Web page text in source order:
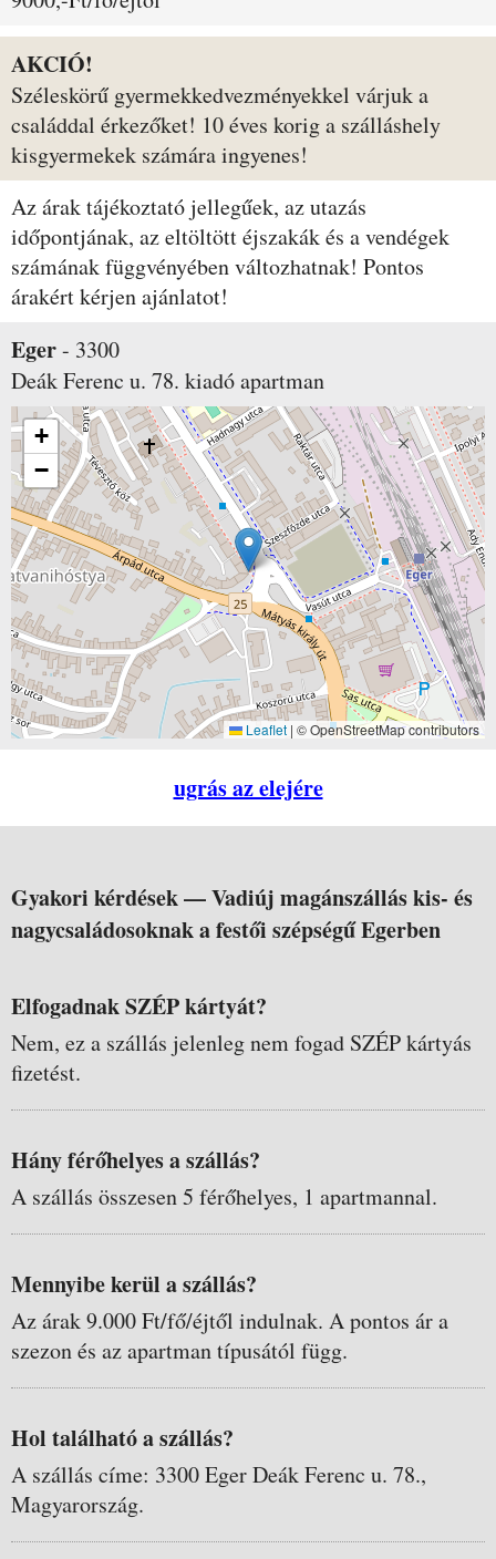
AKCIÓ!
Széleskörű gyermekkedvezményekkel várjuk a
családdal érkezőket! 10 éves korig a szálláshely
kisgyermekek számára ingyenes!
Az árak tájékoztató jellegűek, az utazás
időpontjának, az eltöltött éjszakák és a vendégek
számának függvényében változhatnak! Pontos
árakért kérjen ajánlatot!
Eger- 3300
Deák Ferenc u. 78. kiadó apartman
+
−
Leaflet | © OpenStreetMap contributors
ugrás az elejére
Gyakori kérdések —Vadiúj magánszállás kis- és
nagycsaládosoknak a festői szépségű Egerben
Elfogadnak SZÉP kártyát?
Nem, ez a szállás jelenleg nem fogad SZÉP kártyás
fizetést.
Hány férőhelyes a szállás?
A szállás összesen 5 férőhelyes, 1 apartmannal.
Mennyibe kerül a szállás?
Az árak 9.000 Ft/fő/éjtől indulnak. A pontos ár a
szezon és az apartman típusától függ.
Hol található a szállás?
A szállás címe: 3300 Eger Deák Ferenc u. 78.,
Magyarország.